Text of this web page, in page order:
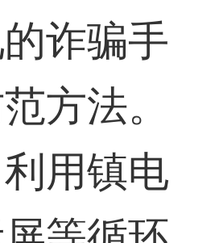
诈骗手
方法。
用镇电